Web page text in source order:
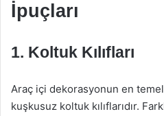
İpuçları
1. Koltuk Kılıfları
Araç içi dekorasyonun en
kuşkusuz koltuk kılıflarıdır.